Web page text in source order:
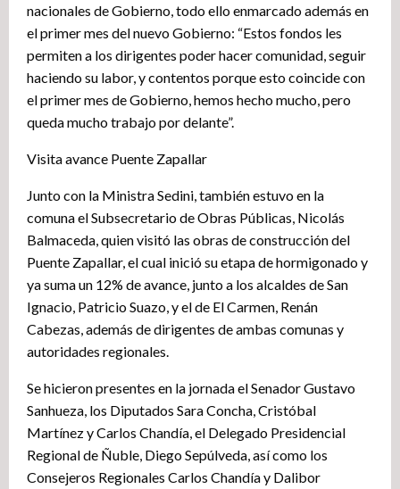
nacionales de Gobierno, todo ello enmarcado además en
el primer mes del nuevo Gobierno: “Estos fondos les
permiten a los dirigentes poder hacer comunidad, seguir
haciendo su labor, y contentos porque esto coincide con
el primer mes de Gobierno, hemos hecho mucho, pero
queda mucho trabajo por delante”.
Visita avance Puente Zapallar
Junto con la Ministra Sedini, también estuvo en la
comuna el Subsecretario de Obras Públicas, Nicolás
Balmaceda, quien visitó las obras de construcción del
Puente Zapallar, el cual inició su etapa de hormigonado y
ya suma un 12% de avance, junto a los alcaldes de San
Ignacio, Patricio Suazo, y el de El Carmen, Renán
Cabezas, además de dirigentes de ambas comunas y
autoridades regionales.
Se hicieron presentes en la jornada el Senador Gustavo
Sanhueza, los Diputados Sara Concha, Cristóbal
Martínez y Carlos Chandía, el Delegado Presidencial
Regional de Ñuble, Diego Sepúlveda, así como los
Consejeros Regionales Carlos Chandía y Dalibor